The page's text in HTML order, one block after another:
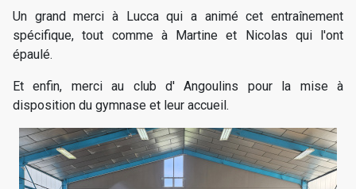
Un grand merci à Lucca qui a animé cet entraînement
spécifique, tout comme à Martine et Nicolas qui l'ont
épaulé.
Et enfin, merci au club d' Angoulins pour la mise à
disposition du gymnase et leur accueil.